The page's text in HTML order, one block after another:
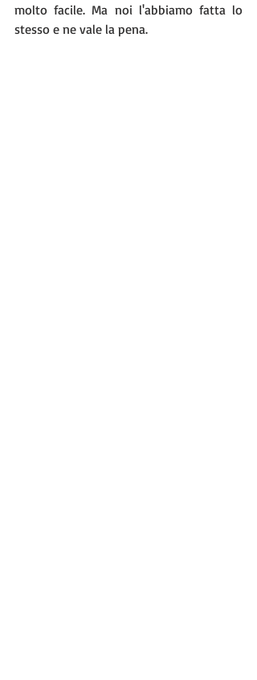
molto facile. Ma noi l'abbiamo fatta lo
stesso e ne vale la pena.